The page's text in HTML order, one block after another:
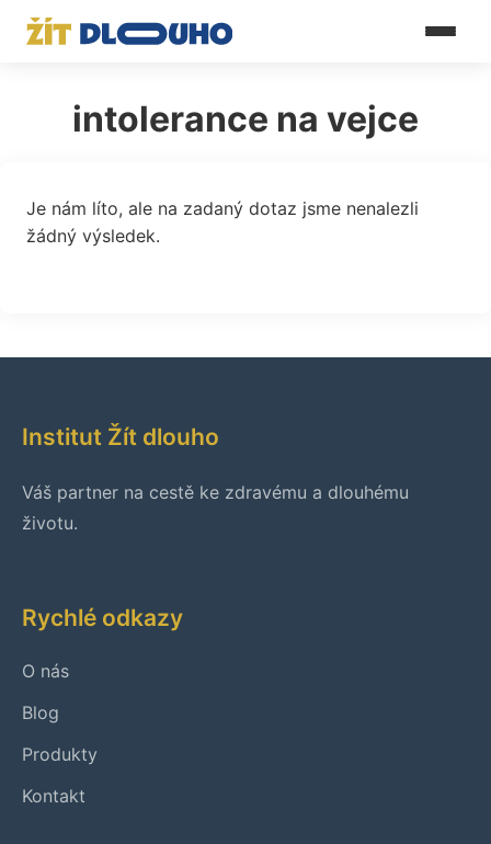
intolerance na vejce
Je nám líto, ale na zadaný dotaz jsme nenalezli
žádný výsledek.
Institut Žít dlouho
Váš partner na cestě ke zdravému a dlouhému
životu.
Rychlé odkazy
O nás
Blog
Produkty
Kontakt